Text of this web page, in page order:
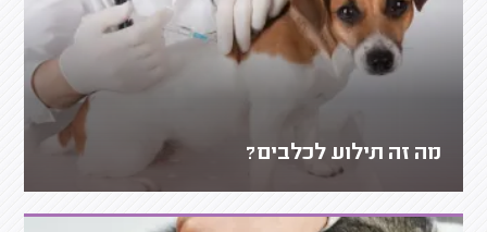
מה זה תילוע לכלבים?